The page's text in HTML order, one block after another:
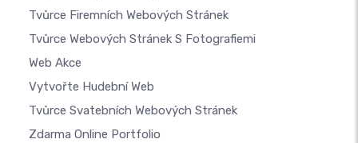
Tvůrce Firemních Webových Stránek
Tvůrce Webových Stránek S Fotografiemi
Web Akce
Vytvořte Hudební Web
Tvůrce Svatebních Webových Stránek
Zdarma Online Portfolio